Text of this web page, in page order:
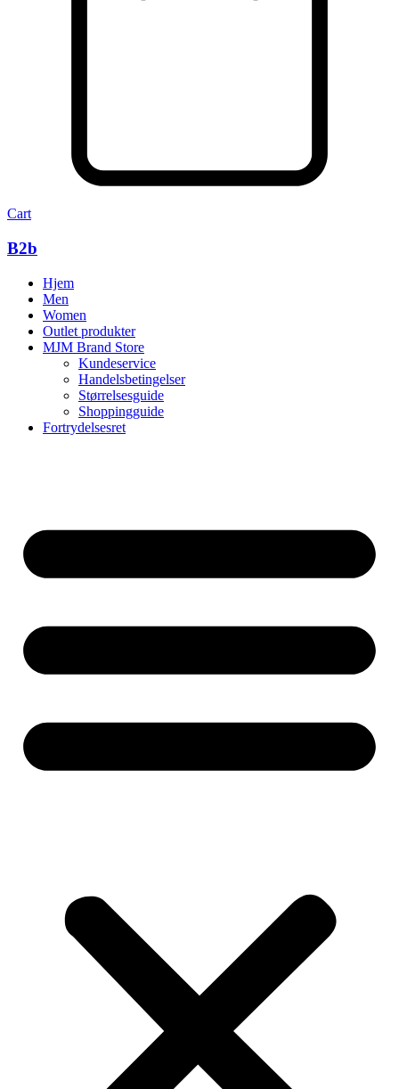
Cart
B2b
Hjem
Men
Women
Outlet produkter
MJM Brand Store
Kundeservice
Handelsbetingelser
Størrelsesguide
Shoppingguide
Fortrydelsesret